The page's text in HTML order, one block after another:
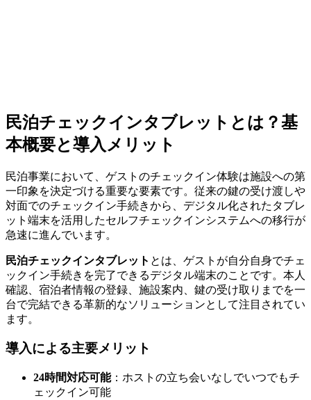
民泊チェックインタブレットとは？基
本概要と導入メリット
民泊事業において、ゲストのチェックイン体験は施設への第
一印象を決定づける重要な要素です。従来の鍵の受け渡しや
対面でのチェックイン手続きから、デジタル化されたタブレ
ット端末を活用したセルフチェックインシステムへの移行が
急速に進んでいます。
民泊チェックインタブレット とは、ゲストが自分自身でチェ
ックイン手続きを完了できるデジタル端末のことです。本人
確認、宿泊者情報の登録、施設案内、鍵の受け取りまでを一
台で完結できる革新的なソリューションとして注目されてい
ます。
導入による主要メリット
24時間対応可能：ホストの立ち会いなしでいつでもチ
ェックイン可能